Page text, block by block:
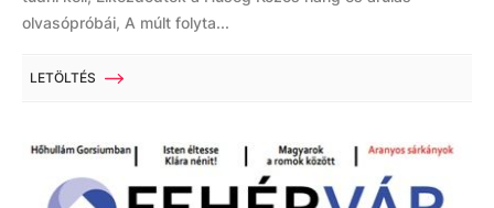
olvasópróbái, A múlt folyta...
LETÖLTÉS